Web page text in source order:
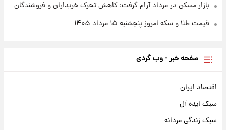
بازار مسکن در مرداد آرام گرفت؛ کاهش تحرک خریداران و فروشندگان
قیمت طلا و سکه امروز پنجشنبه ۱۵ مرداد ۱۴۰۵
صفحه خبر - وب گردی
اقتصاد ایران
سبک ایده آل
سبک زندگی مردانه